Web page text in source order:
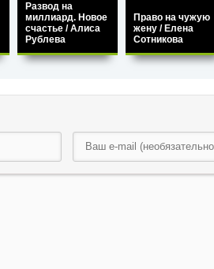
Развод на
миллиард. Новое
счастье / Алиса
Рублева
Право на чужую
жену / Елена
Сотникова